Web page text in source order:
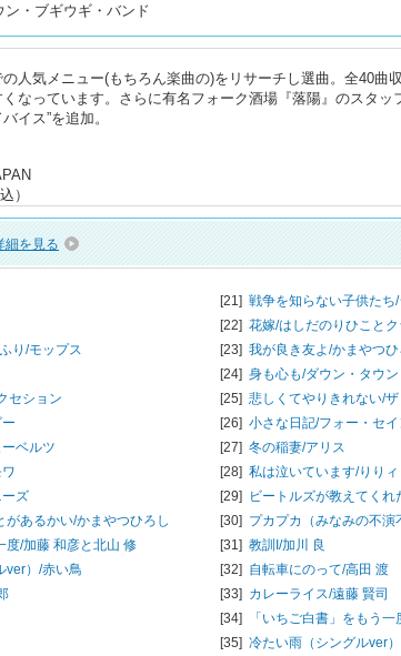
・ブギウギ・バンド
人気メニュー(もちろん楽曲の)をリサーチし選曲。全40曲
なっています。さらに有名フォーク酒場『落陽』のスタッ
イス”を追加。
）
細を見る
り/モップス
セション
ベルツ
ズ
があるかい/かまやつひろし
度/加藤 和彦と北山 修
ver）/赤い鳥
[21] 戦争を知らない子供たち/
[22] 花嫁/はしだのりひこと
[23] 我が良き友よ/かまやつひ
[24] 身も心も/ダウン・タウ
[25] 悲しくてやりきれない/
[26] 小さな日記/フォー・セイ
[27] 冬の稲妻/アリス
[28] 私は泣いています/りりィ
[29] ビートルズが教えてくれ
[30] プカプカ（みなみの不演
[31] 教訓I/加川 良
[32] 自転車にのって/高田 渡
[33] カレーライス/遠藤 賢司
[34]
「いちご白書」をもう一
[35] 冷たい雨（シングルver